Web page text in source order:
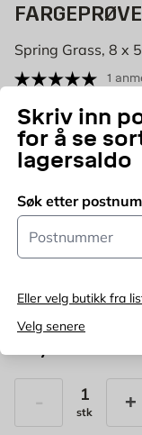
Skriv inn
for å se
lagersaldo
Søk etter
Postnummer
Eller velg butikk fra
Velg senere
Spring Grass, 8 x
1
ART.NR: 65425
Er det vanskelig å
en fargeprøve av
Kun online
stk